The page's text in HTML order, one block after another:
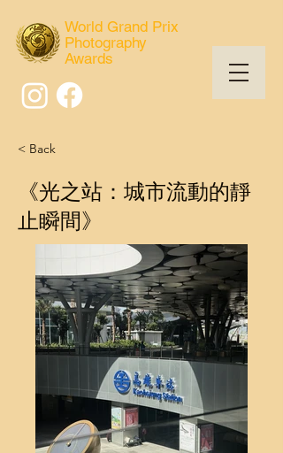
World Grand Prix
Photography
Awards
< Back
《光之站：城市流動的靜
止瞬間》